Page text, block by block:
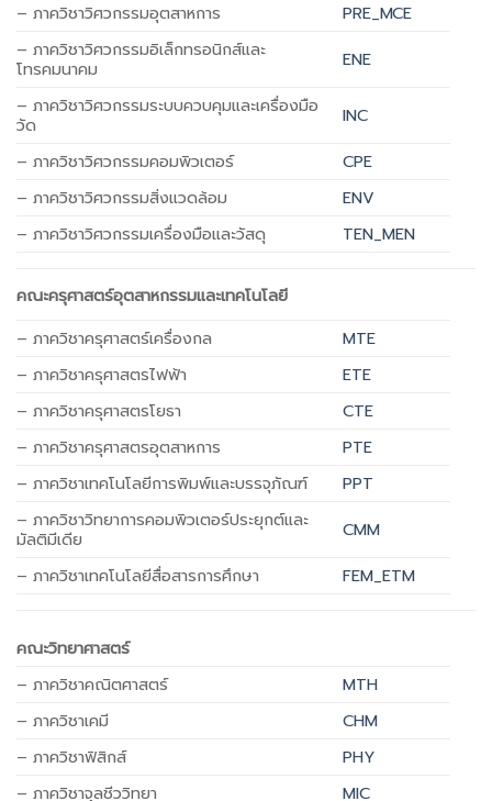
– ภาควิชาวิศวกรรมอุตสาหการ
PRE_MCE
– ภาควิชาวิศวกรรมอิเล็กทรอนิกส์และ
โทรคมนาคม
ENE
– ภาควิชาวิศวกรรมระบบควบคุมและเครื่องมือ
วัด
INC
– ภาควิชาวิศวกรรมคอมพิวเตอร์
CPE
– ภาควิชาวิศวกรรมสิ่งแวดล้อม
ENV
– ภาควิชาวิศวกรรมเครื่องมือและวัสดุ
TEN_MEN
คณะครุศาสตร์อุตสาหกรรมและเทคโนโลยี
– ภาควิชาครุศาสตร์เครื่องกล
MTE
– ภาควิชาครุศาสตรไฟฟ้า
ETE
– ภาควิชาครุศาสตรโยธา
CTE
– ภาควิชาครุศาสตรอุตสาหการ
PTE
– ภาควิชาเทคโนโลยีการพิมพ์และบรรจุภัณฑ์
PPT
– ภาควิชาวิทยาการคอมพิวเตอร์ประยุกต์และ
มัลติมีเดีย
CMM
– ภาควิชาเทคโนโลยีสื่อสารการศึกษา
FEM_ETM
คณะวิทยาศาสตร์
– ภาควิชาคณิตศาสตร์
MTH
– ภาควิชาเคมี
CHM
– ภาควิชาฟิสิกส์
PHY
– ภาควิชาจุลชีววิทยา
MIC